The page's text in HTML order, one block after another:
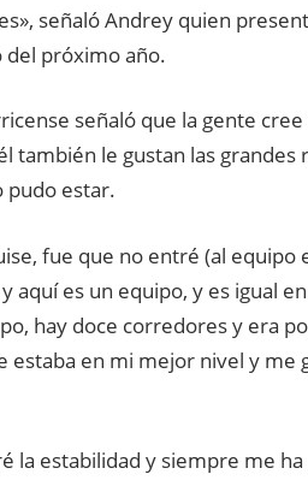
señaló Andrey quien
próximo año.
señaló que la gente
también le gustan las
pudo estar.
fue que no entré (al
aquí es un equipo, y es igual
hay doce corredores y era
estaba en mi mejor nivel y me
la estabilidad y siempre me